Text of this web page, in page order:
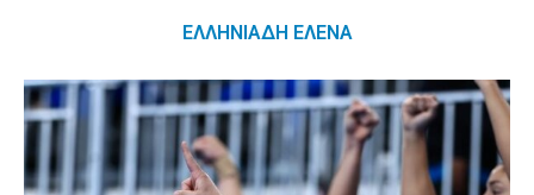
ΕΛΛΗΝΙΆΔΗ ΈΛΕΝΑ